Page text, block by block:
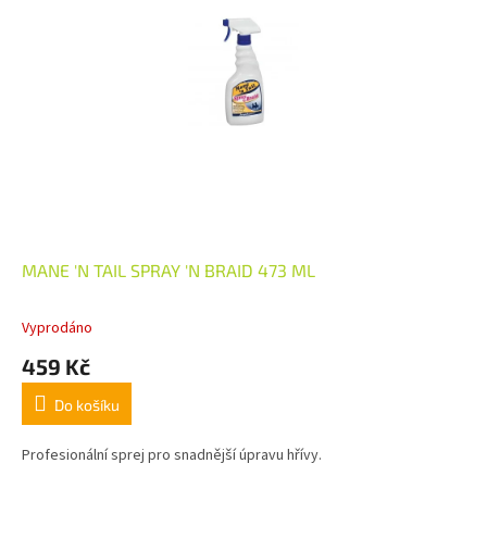
MANE 'N TAIL SPRAY 'N BRAID 473 ML
Vyprodáno
459 Kč
Do košíku
Profesionální sprej pro snadnější úpravu hřívy.